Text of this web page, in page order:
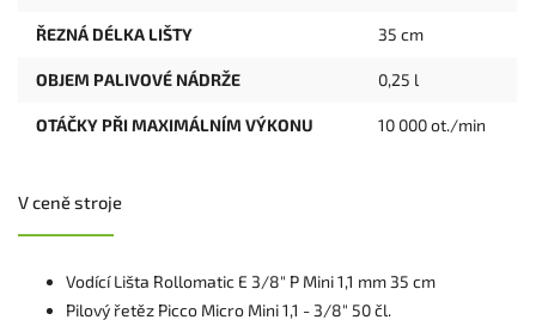
ŘEZNÁ DÉLKA LIŠTY 35 cm
OBJEM PALIVOVÉ NÁDRŽE 0,25 l
OTÁČKY PŘI MAXIMÁLNÍM VÝKONU 10 000 ot./min
V ceně stroje
Vodící Lišta Rollomatic E 3/8" P Mini 1,1 mm 35 cm
Pilový řetěz Picco Micro Mini 1,1 - 3/8" 50 čl.